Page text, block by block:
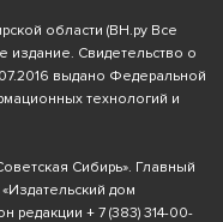
области (ВН.ру Все
издание. Свидетельство о
выдано Федеральной
технологий и
Сибирь». Главный
дом
редакции + 7 (383) 314-00-